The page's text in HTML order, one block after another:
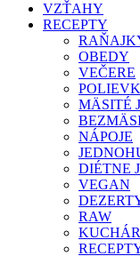
VZŤAHY
RECEPTY
OBEDY
VEČERE
MÄSITÉ
NÁPOJE
DIÉTNE
VEGAN
RAW